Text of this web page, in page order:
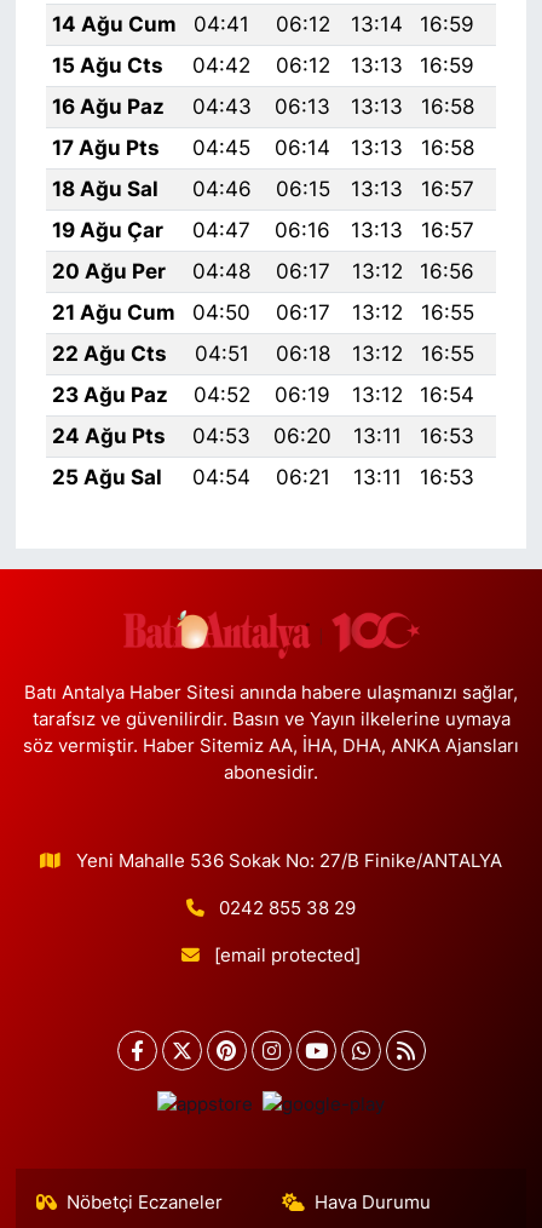
14 Ağu Cum
04:41 06:12 13:14 16:59
15 Ağu Cts
04:42 06:12 13:13 16:59
16 Ağu Paz
04:43 06:13 13:13 16:58
17 Ağu Pts
04:45 06:14 13:13 16:58
18 Ağu Sal
04:46 06:15 13:13 16:57
19 Ağu Çar
04:47 06:16 13:13 16:57
20 Ağu Per
04:48 06:17 13:12 16:56
21 Ağu Cum
04:50 06:17 13:12 16:55
22 Ağu Cts
04:51 06:18 13:12 16:55
23 Ağu Paz
04:52 06:19 13:12 16:54
24 Ağu Pts
04:53 06:20 13:11 16:53
25 Ağu Sal
04:54 06:21 13:11 16:53
Batı Antalya Haber Sitesi anında habere ulaşmanızı sağlar,
tarafsız ve güvenilirdir. Basın ve Yayın ilkelerine uymaya
söz vermiştir. Haber Sitemiz AA, İHA, DHA, ANKA Ajansları
abonesidir.
Yeni Mahalle 536 Sokak No: 27/B Finike/ANTALYA
0242 855 38 29
[email protected]
Nöbetçi Eczaneler Hava Durumu